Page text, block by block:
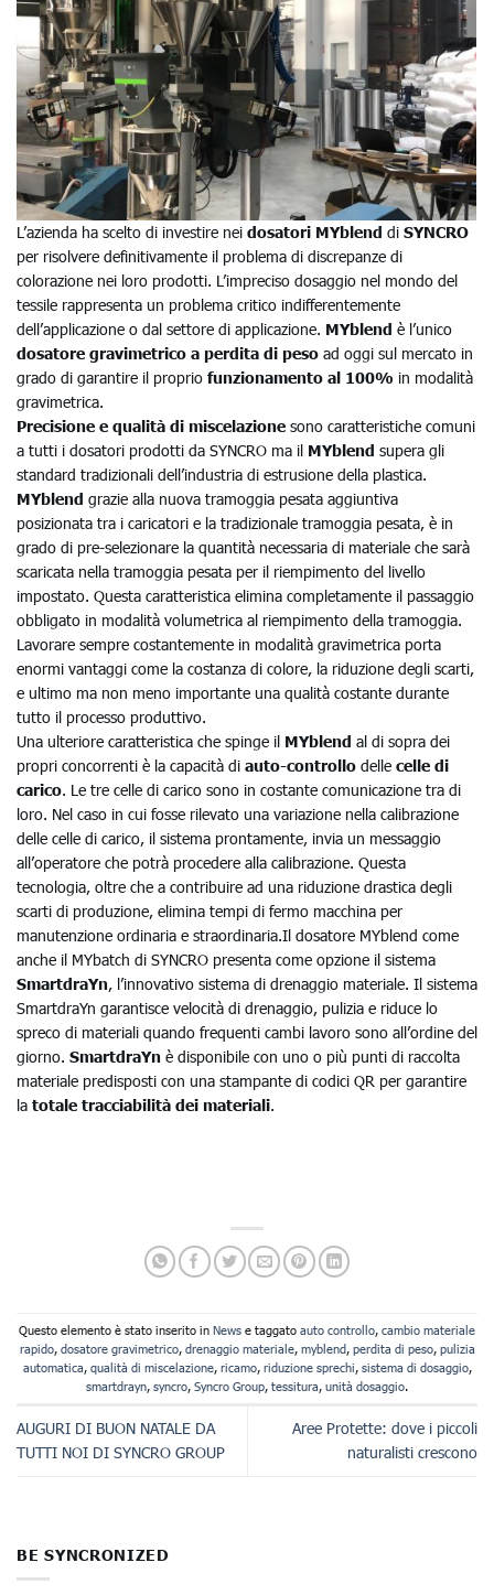
L’azienda ha scelto di investire nei dosatori MYblend di SYNCRO
per risolvere definitivamente il problema di discrepanze di
colorazione nei loro prodotti. L’impreciso dosaggio nel mondo del
tessile rappresenta un problema critico indifferentemente
dell’applicazione o dal settore di applicazione. MYblend è l’unico
dosatore gravimetrico a perdita di peso ad oggi sul mercato in
grado di garantire il proprio funzionamento al 100% in modalità
gravimetrica.
Precisione e qualità di miscelazione sono caratteristiche comuni
a tutti i dosatori prodotti da SYNCRO ma il MYblend supera gli
standard tradizionali dell’industria di estrusione della plastica.
MYblend grazie alla nuova tramoggia pesata aggiuntiva
posizionata tra i caricatori e la tradizionale tramoggia pesata, è in
grado di pre-selezionare la quantità necessaria di materiale che sarà
scaricata nella tramoggia pesata per il riempimento del livello
impostato. Questa caratteristica elimina completamente il passaggio
obbligato in modalità volumetrica al riempimento della tramoggia.
Lavorare sempre costantemente in modalità gravimetrica porta
enormi vantaggi come la costanza di colore, la riduzione degli scarti,
e ultimo ma non meno importante una qualità costante durante
tutto il processo produttivo.
Una ulteriore caratteristica che spinge il MYblend al di sopra dei
propri concorrenti è la capacità di auto-controllo delle celle di
carico. Le tre celle di carico sono in costante comunicazione tra di
loro. Nel caso in cui fosse rilevato una variazione nella calibrazione
delle celle di carico, il sistema prontamente, invia un messaggio
all’operatore che potrà procedere alla calibrazione. Questa
tecnologia, oltre che a contribuire ad una riduzione drastica degli
scarti di produzione, elimina tempi di fermo macchina per
manutenzione ordinaria e straordinaria.Il dosatore MYblend come
anche il MYbatch di SYNCRO presenta come opzione il sistema
SmartdraYn, l’innovativo sistema di drenaggio materiale. Il sistema
SmartdraYn garantisce velocità di drenaggio, pulizia e riduce lo
spreco di materiali quando frequenti cambi lavoro sono all’ordine del
giorno. SmartdraYn è disponibile con uno o più punti di raccolta
materiale predisposti con una stampante di codici QR per garantire
la totale tracciabilità dei materiali.
Questo elemento è stato inserito in News e taggato auto controllo, cambio materiale
rapido, dosatore gravimetrico, drenaggio materiale, myblend, perdita di peso, pulizia
automatica, qualità di miscelazione, ricamo, riduzione sprechi, sistema di dosaggio,
smartdrayn, syncro, Syncro Group, tessitura, unità dosaggio.
AUGURI DI BUON NATALE DA
TUTTI NOI DI SYNCRO GROUP
Aree Protette: dove i piccoli
naturalisti crescono
BE SYNCRONIZED